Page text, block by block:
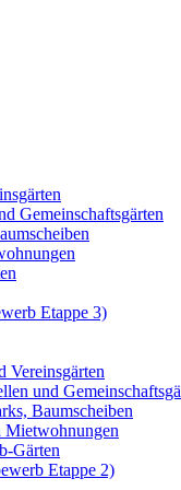
Gemeinschaftsgärten
Etappe 3)
Vereinsgärten
und
Baumscheiben
Mietwohnungen
Gärten
Etappe 2)